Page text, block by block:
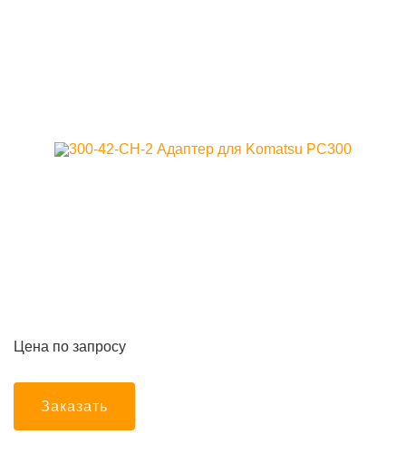
Цена по запросу
Заказать